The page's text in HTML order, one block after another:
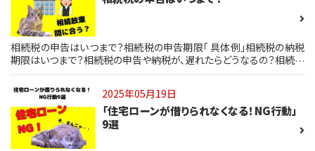
にかけられ、家から追い出される「住宅ローンの支払いが厳しい！」すぐ
にできる対処方法3選まずは「知ること」と「相談」が大切です
相続税の申告はいつまで？相続税の申告期限「 具体例」相続税の納税
期限はいつまで？相続税の申告や納税が、遅れたらどうなるの？相続税
がかかる人・かからない人相続税の申告と納税の期限は同時にきま
す！早めに手続き、相談を。
2025年05月19日
「住宅ローンが借りられなくなる！NG行動」
9選